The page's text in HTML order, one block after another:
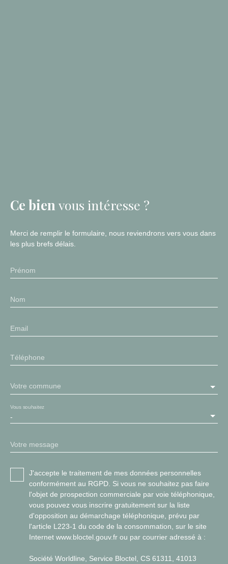
Ce bien vous intéresse ?
Merci de remplir le formulaire, nous reviendrons vers vous dans
les plus brefs délais.
Prénom
Nom
Email
Téléphone
Votre commune
-
Vous souhaitez
Votre message
J'accepte le traitement de mes données personnelles
conformément au RGPD. Si vous ne souhaitez pas faire
l'objet de prospection commerciale par voie téléphonique,
vous pouvez vous inscrire gratuitement sur la liste
d'opposition au démarchage téléphonique, prévu par
l'article L223-1 du code de la consommation, sur le site
Internet www.bloctel.gouv.fr ou par courrier adressé à :
Société Worldline, Service Bloctel, CS 61311, 41013